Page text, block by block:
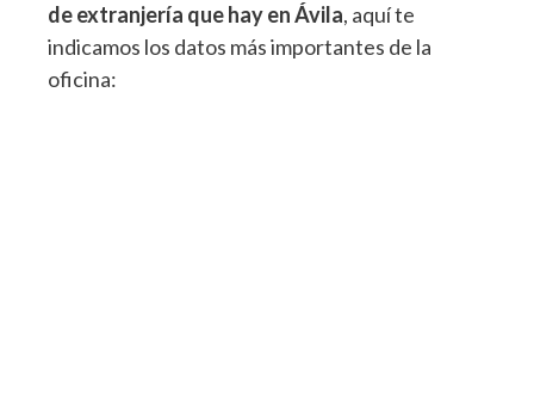
de extranjería que hay en Ávila, aquí te
indicamos los datos más importantes de la
oficina: